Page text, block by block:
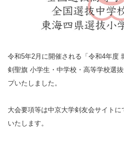
令和5年2月に開催される「令和4年度
剣聖旗 小学生・中学校・高等学校選
プいたしました。
大会要項等は中京大学剣友会サイト
いたします。